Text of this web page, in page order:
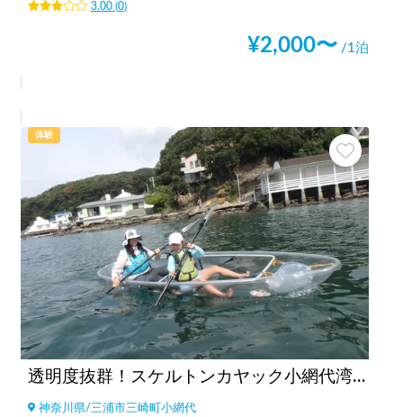
3.00(0)
¥2,000〜 /1泊
体験
透明度抜群！スケルトンカヤック小網代湾ツアー
神奈川県/ 三浦市三崎町小網代